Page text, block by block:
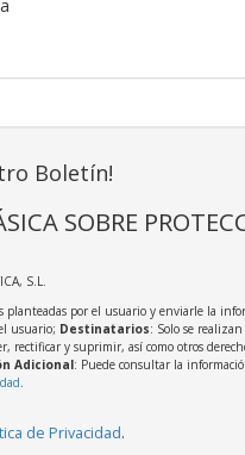
Boletín!
SOBRE
S.L.
planteadas por el usuario y enviarle la
usuario; Destinatarios: Solo se
rectificar y suprimir, así como otros
Adicional: Puede consultar la
.
de Privacidad.